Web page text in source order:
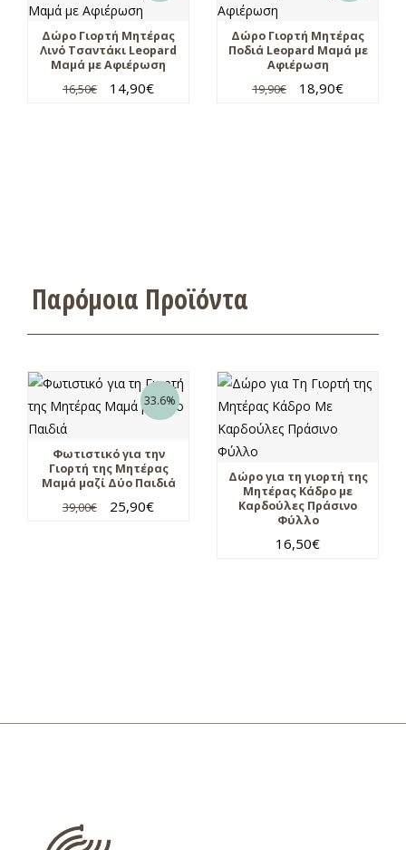
Δώρο Γιορτή Μητέρας
Λινό Τσαντάκι Leopard
Μαμά με Αφιέρωση
16,50€ 14,90€
Δώρο Γιορτή Μητέρας
Ποδιά Leopard Μαμά με
Αφιέρωση
19,90€ 18,90€
Παρόμοια Προϊόντα
33.6%
Φωτιστικό για την
Γιορτή της Μητέρας
Μαμά μαζί Δύο Παιδιά
39,00€ 25,90€
Δώρο για τη γιορτή της
Μητέρας Κάδρο με
Καρδούλες Πράσινο
Φύλλο
16,50€